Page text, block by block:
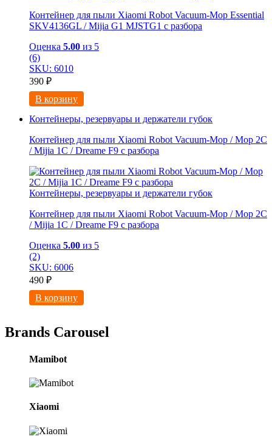
Контейнер для пыли Xiaomi Robot Vacuum-Mop Essential
SKV4136GL / Mijia G1 MJSTG1 с разбора
Оценка 5.00 из 5
(6)
SKU: 6010
390 ₽
В корзину
Контейнеры, резервуары и держатели губок
Контейнер для пыли Xiaomi Robot Vacuum-Mop / Mop 2C
/ Mijia 1C / Dreame F9 с разбора
Контейнеры, резервуары и держатели губок
Контейнер для пыли Xiaomi Robot Vacuum-Mop / Mop 2C
/ Mijia 1C / Dreame F9 с разбора
Оценка 5.00 из 5
(2)
SKU: 6006
490 ₽
В корзину
Brands Carousel
Mamibot
Xiaomi